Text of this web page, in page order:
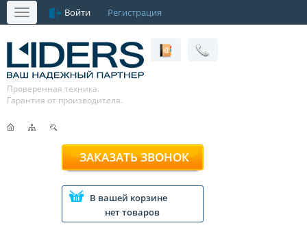
Меню Войти Регистрация
Проверенная техника.
Гарантия от производителя.
ЗАКАЗАТЬ ЗВОНОК
В вашей корзине
нет товаров